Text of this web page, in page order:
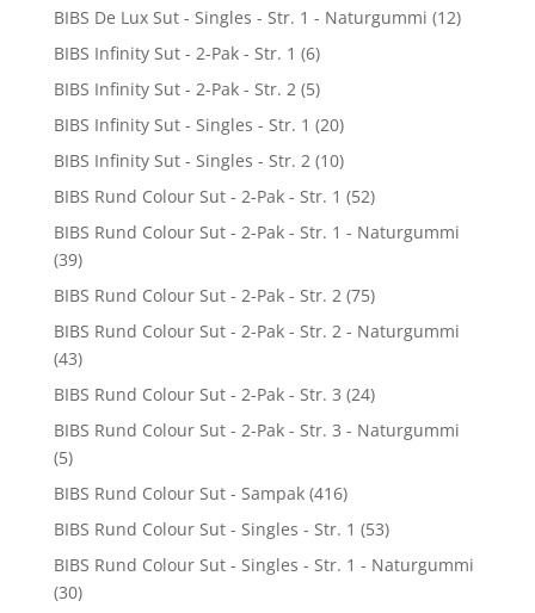
BIBS De Lux Sut - Singles - Str. 1 - Naturgummi (12)
BIBS Infinity Sut - 2-Pak - Str. 1 (6)
BIBS Infinity Sut - 2-Pak - Str. 2 (5)
BIBS Infinity Sut - Singles - Str. 1 (20)
BIBS Infinity Sut - Singles - Str. 2 (10)
BIBS Rund Colour Sut - 2-Pak - Str. 1 (52)
BIBS Rund Colour Sut - 2-Pak - Str. 1 - Naturgummi
(39)
BIBS Rund Colour Sut - 2-Pak - Str. 2 (75)
BIBS Rund Colour Sut - 2-Pak - Str. 2 - Naturgummi
(43)
BIBS Rund Colour Sut - 2-Pak - Str. 3 (24)
BIBS Rund Colour Sut - 2-Pak - Str. 3 - Naturgummi
(5)
BIBS Rund Colour Sut - Sampak (416)
BIBS Rund Colour Sut - Singles - Str. 1 (53)
BIBS Rund Colour Sut - Singles - Str. 1 - Naturgummi
(30)